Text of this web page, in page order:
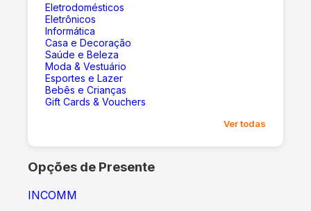
Eletrodomésticos
Eletrônicos
Informática
Casa e Decoração
Saúde e Beleza
Moda & Vestuário
Esportes e Lazer
Bebês e Crianças
Gift Cards & Vouchers
Ver todas
Opções de Presente
INCOMM